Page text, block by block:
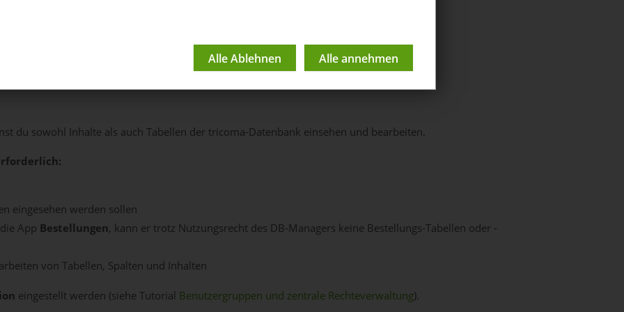
- Allgemeine Verwendung,
du sowohl Inhalte als auch Tabellen der tricoma-Datenbank einsehen und bearbeiten.
eingesehen werden sollen
App Bestellungen, kann er trotz Nutzungsrecht des DB-Managers keine Bestellungs-Tabellen oder -
von Tabellen, Spalten und Inhalten
eingestellt werden (siehe Tutorial Benutzergruppen und zentrale Rechteverwaltung).